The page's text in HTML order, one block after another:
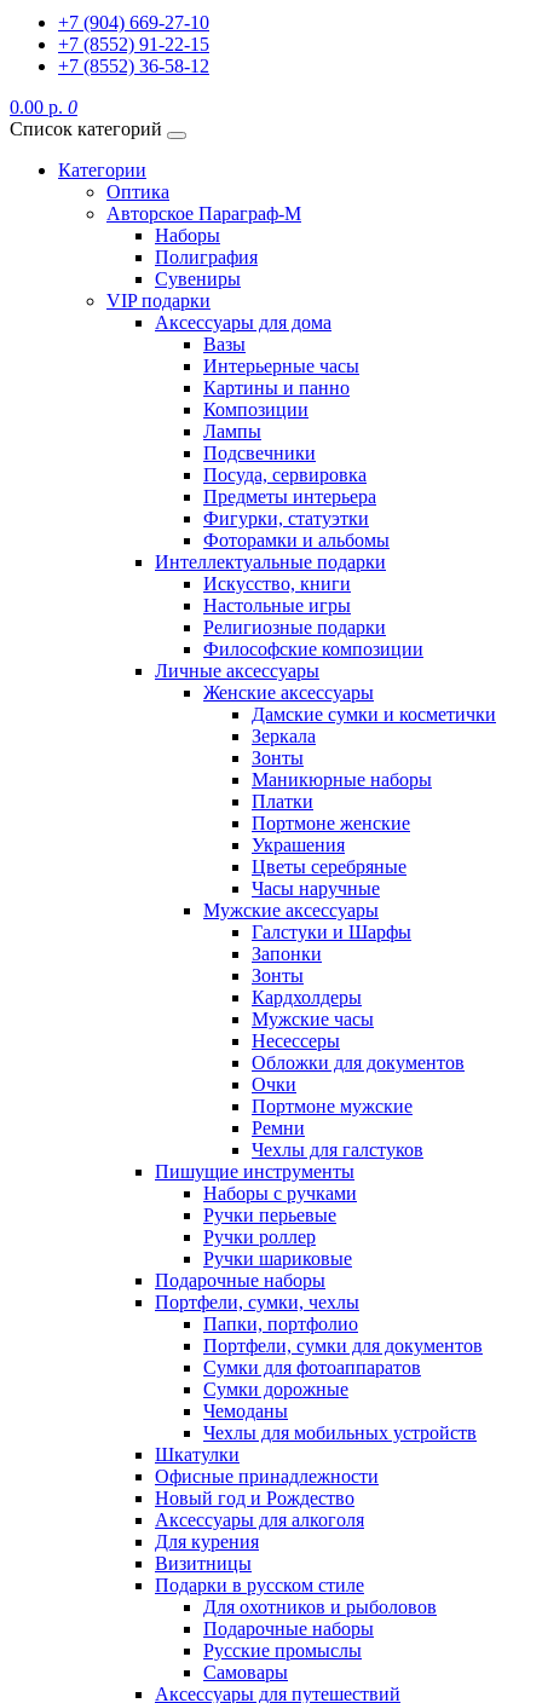
+7 (904) 669-27-10
+7 (8552) 91-22-15
+7 (8552) 36-58-12
0.00 р. 0
Список категорий
Категории
Оптика
Авторское Параграф-М
Наборы
Полиграфия
Сувениры
VIP подарки
Аксессуары для дома
Вазы
Интерьерные часы
Картины и панно
Композиции
Лампы
Подсвечники
Посуда, сервировка
Предметы интерьера
Фигурки, статуэтки
Фоторамки и альбомы
Интеллектуальные подарки
Искусство, книги
Настольные игры
Религиозные подарки
Философские композиции
Личные аксессуары
Женские аксессуары
Дамские сумки и косметички
Зеркала
Зонты
Маникюрные наборы
Платки
Портмоне женские
Украшения
Цветы серебряные
Часы наручные
Мужские аксессуары
Галстуки и Шарфы
Запонки
Зонты
Кардхолдеры
Мужские часы
Несессеры
Обложки для документов
Очки
Портмоне мужские
Ремни
Чехлы для галстуков
Пишущие инструменты
Наборы с ручками
Ручки перьевые
Ручки роллер
Ручки шариковые
Подарочные наборы
Портфели, сумки, чехлы
Папки, портфолио
Портфели, сумки для документов
Сумки для фотоаппаратов
Сумки дорожные
Чемоданы
Чехлы для мобильных устройств
Шкатулки
Офисные принадлежности
Новый год и Рождество
Аксессуары для алкоголя
Для курения
Визитницы
Подарки в русском стиле
Для охотников и рыболовов
Подарочные наборы
Русские промыслы
Самовары
Аксессуары для путешествий